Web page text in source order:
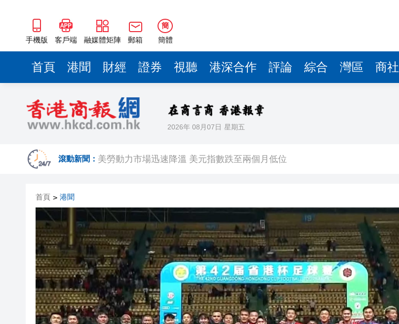
手機版 客戶端 融媒體矩陣 郵箱
簡
簡體
首頁 港聞 財經 證券 視聽 港深合作 評論 綜合 灣區 商社
2026年 08月07日 星期五
滾動新聞： 美勞動力市場迅速降溫 美元指數跌至兩個月低位
美7月非農職位突轉跌2.3萬 美聯儲減息預期升溫
超多優惠產品集中上線！2026年深圳體育消費嘉年華啟動
共建灣區拔尖人才培育新平台 石門教育集團與佛山暨大港澳子弟學校簽約
有片丨港產AI餐飲服務系統 機場首度登場 旅客讚方便精準
首頁 > 港聞